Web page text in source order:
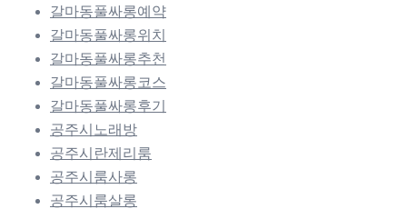
갈마동풀싸롱예약
갈마동풀싸롱위치
갈마동풀싸롱추천
갈마동풀싸롱코스
갈마동풀싸롱후기
공주시노래방
공주시란제리룸
공주시룸사롱
공주시룸살롱